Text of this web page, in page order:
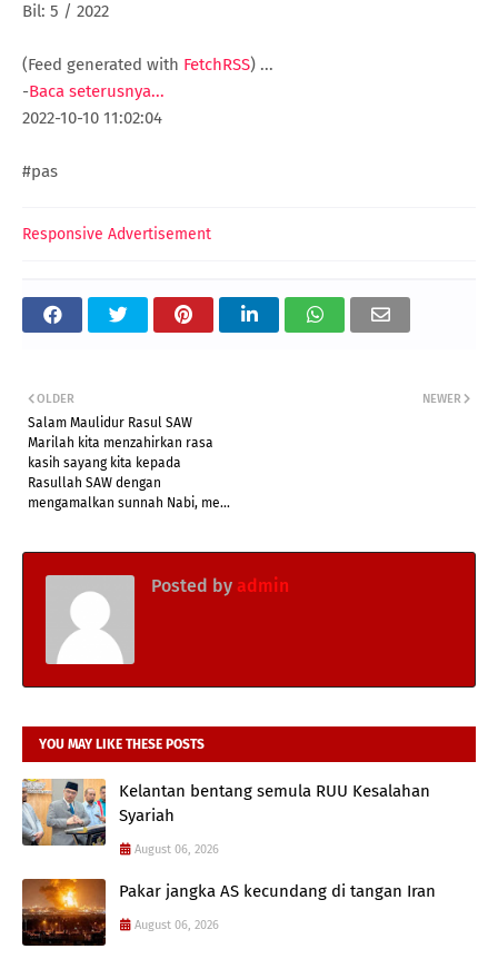
Bil: 5 / 2022
(Feed generated with FetchRSS) ...
-Baca seterusnya...
2022-10-10 11:02:04
#pas
Responsive Advertisement
NEWER
OLDER
Salam Maulidur Rasul SAW
Marilah kita menzahirkan rasa
kasih sayang kita kepada
Rasullah SAW dengan
mengamalkan sunnah Nabi, me...
Posted by admin
YOU MAY LIKE THESE POSTS
Kelantan bentang semula RUU Kesalahan
Syariah
August 06, 2026
Pakar jangka AS kecundang di tangan Iran
August 06, 2026